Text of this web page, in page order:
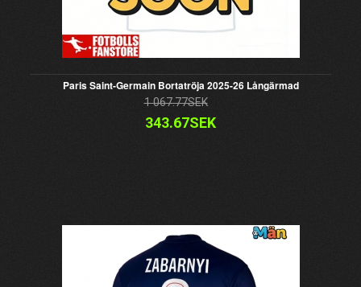
Paris Saint-Germain Bortatröja 2025-26 Långärmad
1 067.77SEK
343.67SEK